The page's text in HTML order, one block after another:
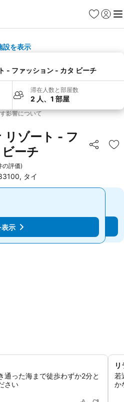
お気に入り
ログイ
メ
設を表示
- ファッション - カタ ビーチ
滞在人数と部屋数
2 人、1 部屋
影響について
リゾート - フ
ーチ
シェア お
の評価)
タイ
を表示
示
通った海まで徒歩わずか2分と
さい
若
か